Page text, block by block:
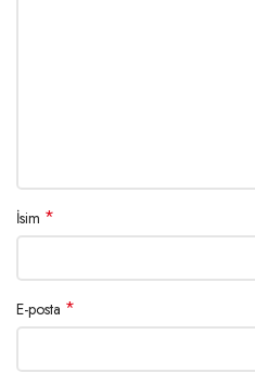
İsim *
E-posta *